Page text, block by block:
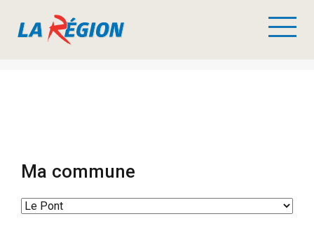
Ma commune